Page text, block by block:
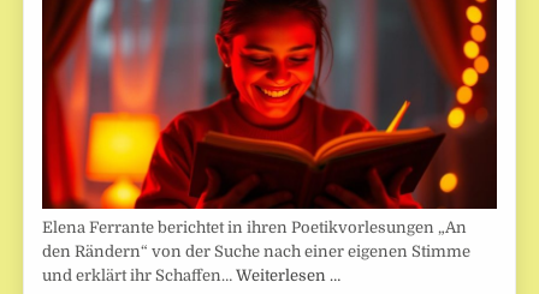
Elena Ferrante berichtet in ihren Poetikvorlesungen „An
den Rändern“ von der Suche nach einer eigenen Stimme
und erklärt ihr Schaffen…Weiterlesen …